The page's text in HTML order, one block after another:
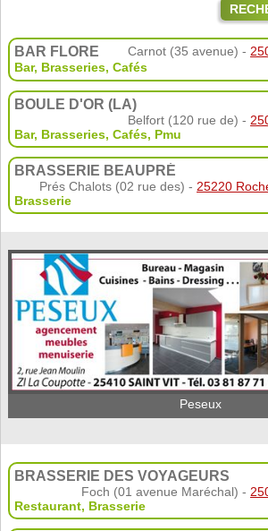
BAR FLORE Carnot (35 avenue) -
Bar, Brasseries, Cafés
BOULE D'OR (LA)
Belfort (120 rue de) -
Bar, Brasseries, Cafés, Pmu
BRASSERIE BEAUPRÉ
Prés Chalots (02 rue des) - 25220
Brasserie
Peseux
BRASSERIE DES VOYAGEURS
Foch (01 avenue Maréchal) -
Restaurant, Brasserie